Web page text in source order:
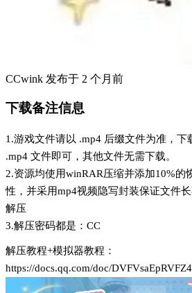
CCwink 发布于 2 个月前
下载备注信息
1.游戏文件请以 .mp4 后缀文件为准，下
.mp4 文件即可，其他文件无需下载。
2.资源均使用winRAR压缩并添加10%的
性，并采用mp4视频隐写封装保证文件
解压
3.解压密码都是：CC
解压教程+模拟器教程：
https://docs.qq.com/doc/